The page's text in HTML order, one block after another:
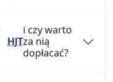
HJT
i czy warto
za nią
dopłacać?